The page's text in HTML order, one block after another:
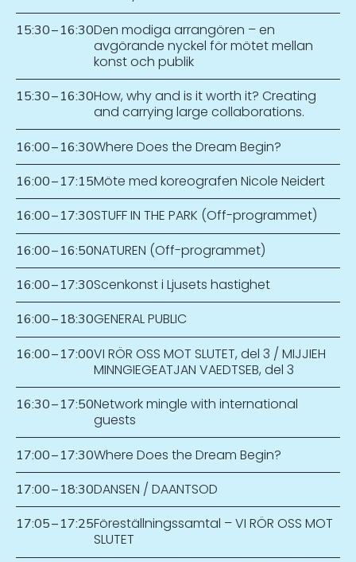
15:30–16:30Den modiga arrangören – en
avgörande nyckel för mötet mellan
konst och publik
15:30–16:30How, why and is it worth it? Creating
and carrying large collaborations.
16:00–16:30Where Does the Dream Begin?
16:00–17:15Möte med koreografen Nicole Neidert
16:00–17:30STUFF IN THE PARK (Off-programmet)
16:00–16:50NATUREN (Off-programmet)
16:00–17:30Scenkonst i Ljusets hastighet
16:00–18:30GENERAL PUBLIC
16:00–17:00VI RÖR OSS MOT SLUTET, del 3 / MIJJIEH
MINNGIEGEATJAN VAEDTSEB, del 3
16:30–17:50Network mingle with international
guests
17:00–17:30Where Does the Dream Begin?
17:00–18:30DANSEN / DAANTSOD
17:05–17:25Föreställningssamtal – VI RÖR OSS MOT
SLUTET